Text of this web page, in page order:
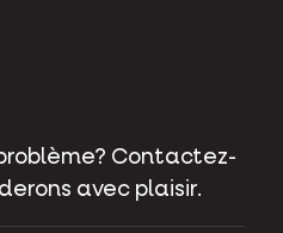
Contactez-
avec plaisir.